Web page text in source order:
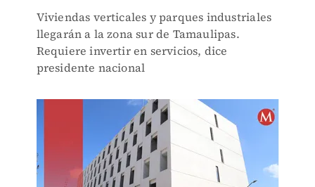
Viviendas verticales y parques industriales
llegarán a la zona sur de Tamaulipas.
Requiere invertir en servicios, dice
presidente nacional